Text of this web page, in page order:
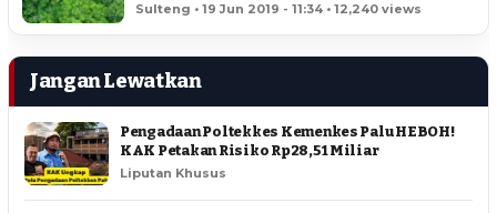
HEKTAR
Sulteng • 19 Jun 2019 - 11:34 • 12,240 views
Jangan Lewatkan
Pengadaan Poltekkes Kemenkes Palu HEBOH!
KAK Petakan Risiko Rp28,51 Miliar
Liputan Khusus